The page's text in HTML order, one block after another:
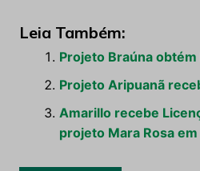
Leia Também:
Projeto Braúna
Projeto Aripuanã
Amarillo recebe
projeto Mara Rosa em